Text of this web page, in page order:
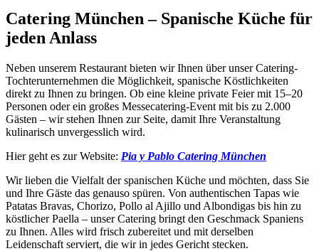
Catering München – Spanische Küche für
jeden Anlass
Neben unserem Restaurant bieten wir Ihnen über unser Catering-
Tochterunternehmen die Möglichkeit, spanische Köstlichkeiten
direkt zu Ihnen zu bringen. Ob eine kleine private Feier mit 15–20
Personen oder ein großes Messecatering-Event mit bis zu 2.000
Gästen – wir stehen Ihnen zur Seite, damit Ihre Veranstaltung
kulinarisch unvergesslich wird.
Hier geht es zur Website: Pia y Pablo Catering München
Wir lieben die Vielfalt der spanischen Küche und möchten, dass Sie
und Ihre Gäste das genauso spüren. Von authentischen Tapas wie
Patatas Bravas, Chorizo, Pollo al Ajillo und Albondigas bis hin zu
köstlicher Paella – unser Catering bringt den Geschmack Spaniens
zu Ihnen. Alles wird frisch zubereitet und mit derselben
Leidenschaft serviert, die wir in jedes Gericht stecken.